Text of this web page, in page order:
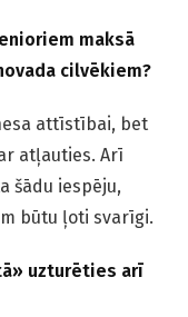
maksā
cilvēkiem?
attīstībai, bet
atļauties. Arī
šādu iespēju,
būtu ļoti svarīgi.
uzturēties arī